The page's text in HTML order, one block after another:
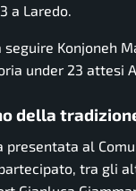
a Laredo.
Konjoneh
under 23 attesi
della
presentata al
tra gli